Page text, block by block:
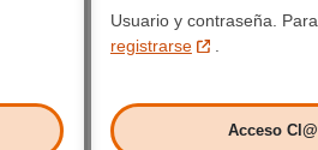
certificado electrónico cualificado.
electrónico
Usuario y contraseña.
registrarse
Acceso